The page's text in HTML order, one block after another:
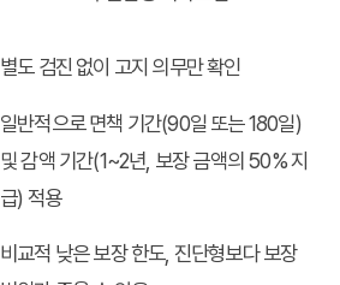
별도 검진 없이 고지 의무만 확인
일반적으로 면책 기간(90일 또는 180일)
및 감액 기간(1~2년, 보장 금액의 50% 지
급) 적용
비교적 낮은 보장 한도, 진단형보다 보장